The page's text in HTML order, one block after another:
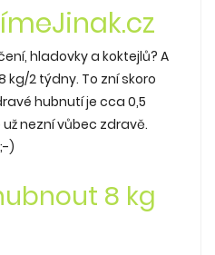
hladovky a koktejlů? A
kg/2 týdny. To zní skoro
hubnutí je cca 0,5
nezní vůbec zdravě.
)
8 kg